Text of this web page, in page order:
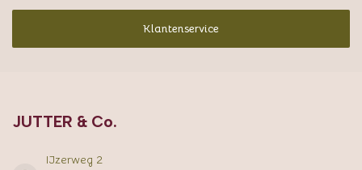
Klantenservice
JUTTER & Co.
IJzerweg 2